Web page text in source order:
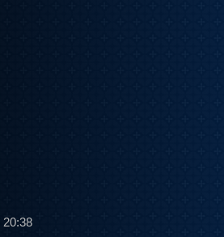
20:38